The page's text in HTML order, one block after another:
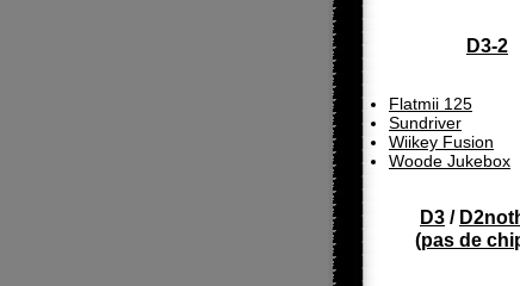
D3-2
Flatmii 125
Sundriver
Wiikey Fusion
Woode Jukebox
D3 /
(pas de